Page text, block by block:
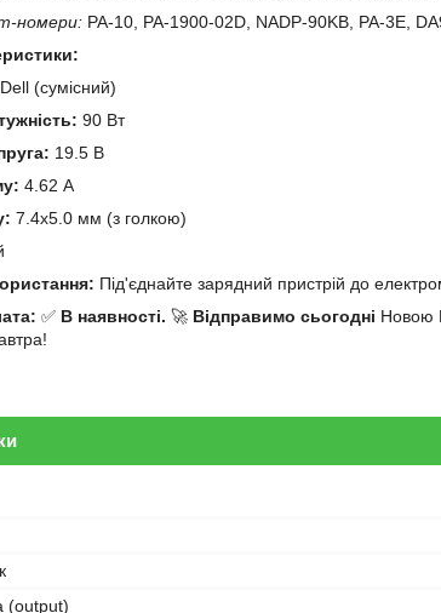
номери: PA-10, PA-1900-02D, NADP-90KB, PA-3E,
Dell (сумісний)
90 Вт
19.5 В
4.62 А
7.4x5.0 мм (з голкою)
Під'єднайте зарядний пристрій до
✅ В наявності. 🚀 Відправимо сьогодні Новою
(output)